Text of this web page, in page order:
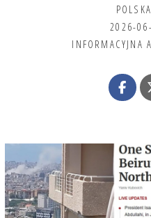
2026-
INFORMACYJNA